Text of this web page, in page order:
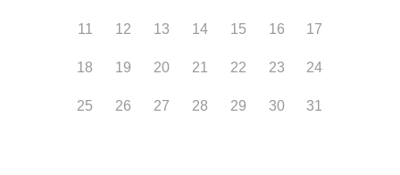
11 12 13 14 15 16 17
18 19 20 21 22 23 24
25 26 27 28 29 30 31